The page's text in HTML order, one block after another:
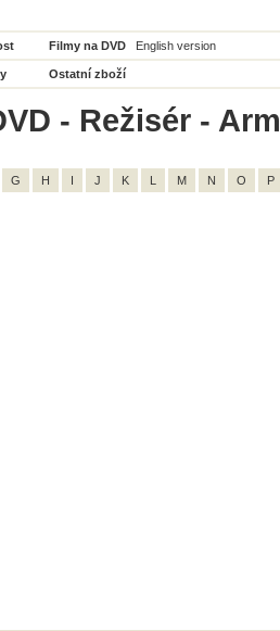
Filmy na DVD English version
Ostatní zboží
- Režisér -
G H I J K L M N O P